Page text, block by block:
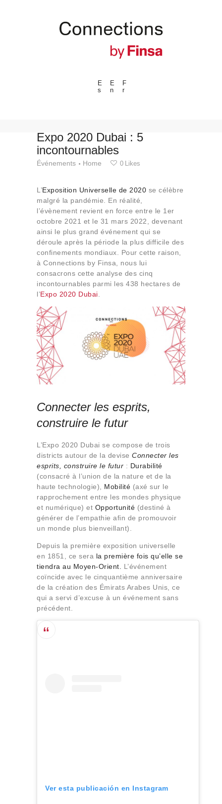
E
s
E
n
F
r
---ENLACES---
Événements
Espaces
Matériels
Connexion avec
Collaborations
Qui sommes-nous
Contact
Expo 2020 Dubai : 5
incontournables
Événements Home 0 Likes
L’Exposition Universelle de 2020 se célèbre
malgré la pandémie. En réalité,
l’évènement revient en force entre le 1er
octobre 2021 et le 31 mars 2022, devenant
ainsi le plus grand événement qui se
déroule après la période la plus difficile des
confinements mondiaux. Pour cette raison,
à Connections by Finsa, nous lui
consacrons cette analyse des cinq
incontournables parmi les 438 hectares de
l’Expo 2020 Dubai
Connecter les esprits,
construire le futur
L’Expo 2020 Dubai se compose de trois
districts autour de la devise Connecter les
esprits, construire le futur : Durabilité
(consacré à l’union de la nature et de la
haute technologie), Mobilité (axé sur le
rapprochement entre les mondes physique
et numérique) et Opportunité (destiné à
générer de l’empathie afin de promouvoir
un monde plus bienveillant).
Depuis la première exposition universelle
en 1851, ce sera la première fois qu’elle se
tiendra au Moyen-Orient.
L’événement
coïncide avec le cinquantième anniversaire
de la création des Émirats Arabes Unis, ce
qui a servi d’excuse à un événement sans
précédent.
Ver esta publicación en Instagram